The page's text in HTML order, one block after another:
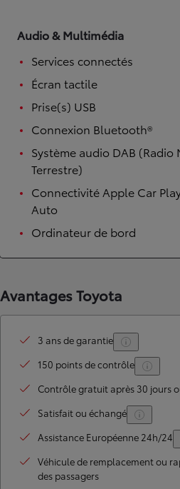
Audio & Multimédia
Services connectés
Écran tactile
Prise(s) USB
Connexion Bluetooth®
Système audio DAB (Radio
Terrestre)
Connectivité Apple Car
Auto
Ordinateur de bord
Avantages Toyota
3 ans de garantie
150 points de contrôle
Contrôle gratuit après 30 jours
Satisfait ou échangé
Assistance Européenne 24h/24
Véhicule de remplacement ou
des passagers